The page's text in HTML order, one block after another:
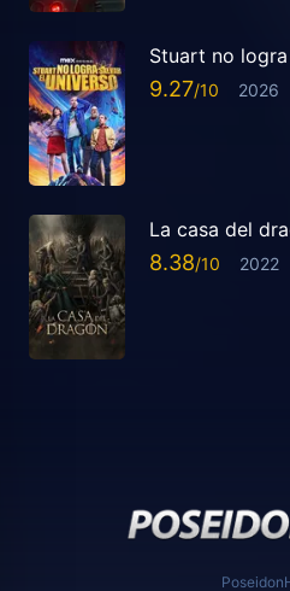
Stuart no
9.27 2026
La casa del
8.38 2022